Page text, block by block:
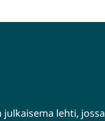
lehti, jossa